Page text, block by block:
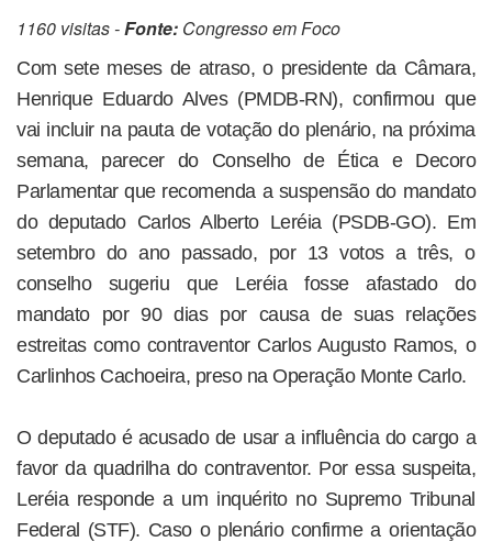
1160 visitas -Fonte: Congresso em Foco
Com sete meses de atraso, o presidente da Câmara,
Henrique Eduardo Alves (PMDB-RN), confirmou que
vai incluir na pauta de votação do plenário, na próxima
semana, parecer do Conselho de Ética e Decoro
Parlamentar que recomenda a suspensão do mandato
do deputado Carlos Alberto Leréia (PSDB-GO). Em
setembro do ano passado, por 13 votos a três, o
conselho sugeriu que Leréia fosse afastado do
mandato por 90 dias por causa de suas relações
estreitas como contraventor Carlos Augusto Ramos, o
Carlinhos Cachoeira, preso na Operação Monte Carlo.
O deputado é acusado de usar a influência do cargo a
favor da quadrilha do contraventor. Por essa suspeita,
Leréia responde a um inquérito no Supremo Tribunal
Federal (STF). Caso o plenário confirme a orientação